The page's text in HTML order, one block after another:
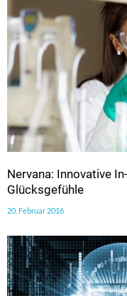
Nervana: Innovative
Glücksgefühle
20. Februar 2016